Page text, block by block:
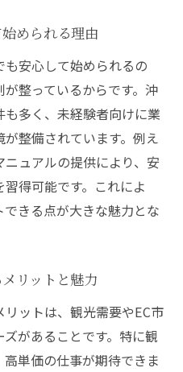
められる理由
安心して始められるの
整っているからです。沖
多く、未経験者向けに業
整備されています。例え
ュアルの提供により、安
得可能です。これによ
きる点が大きな魅力とな
リットと魅力
ットは、観光需要やEC市
があることです。特に観
単価の仕事が期待できま